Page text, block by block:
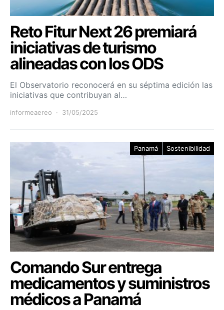
Reto Fitur Next 26 premiará
iniciativas de turismo
alineadas con los ODS
El Observatorio reconocerá en su séptima edición las
iniciativas que contribuyan al…
informeaereo 31/05/2025
Panamá Sostenibilidad
Comando Sur entrega
medicamentos y suministros
médicos a Panamá